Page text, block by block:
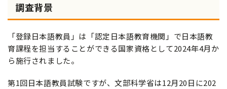
調査背景
「登録日本語教員」は「認定日本語教育機関」で日本語教
育課程を担当することができる国家資格として2024年4月か
ら施行されました。
第1回日本語教員試験ですが、文部科学省は12月20日に202